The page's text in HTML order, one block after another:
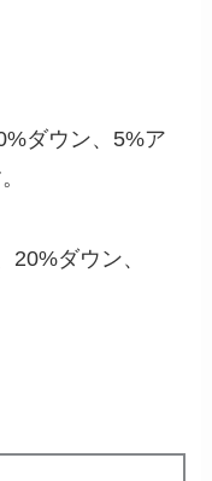
ダウン、5%ア
20%ダウン、